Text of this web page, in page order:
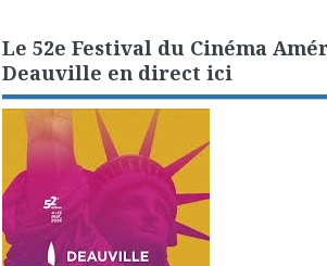
Le 52e Festival du Cinéma
Deauville en direct ici